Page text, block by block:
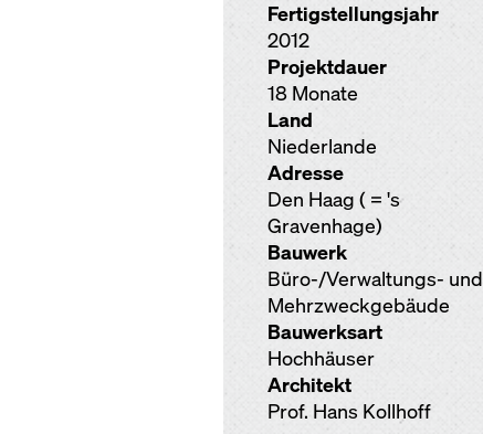
Fertigstellungsjahr
2012
Projektdauer
18 Monate
Land
Niederlande
Adresse
Den Haag ( = 's
Gravenhage)
Bauwerk
Büro-/Verwaltungs- und
Mehrzweckgebäude
Bauwerksart
Hochhäuser
Architekt
Prof. Hans Kollhoff